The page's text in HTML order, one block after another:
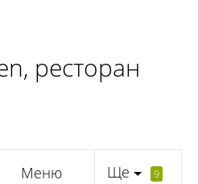
ресторан
Меню Ще 9